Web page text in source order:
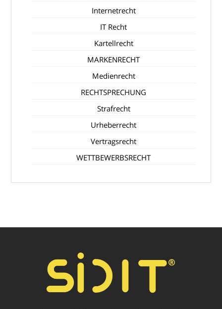
Internetrecht
IT Recht
Kartellrecht
MARKENRECHT
Medienrecht
RECHTSPRECHUNG
Strafrecht
Urheberrecht
Vertragsrecht
WETTBEWERBSRECHT